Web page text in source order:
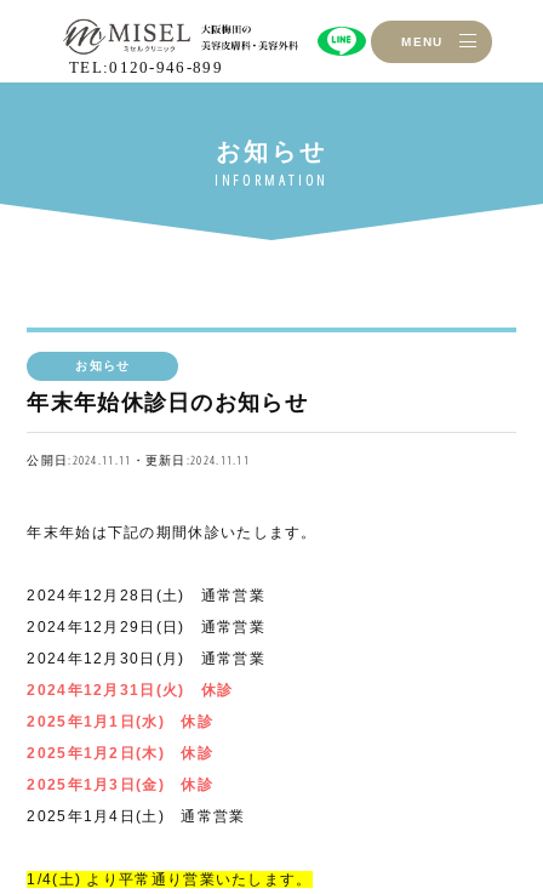
TEL:0120-946-899
MENU
お知らせ
年末年始休診日のお知らせ
公開日:2024.11.11・更新日:2024.11.11
年末年始は下記の期間休診いたします。
2024年12月28日(土) 通常営業
2024年12月29日(日) 通常営業
2024年12月30日(月) 通常営業
2024年12月31日(火) 休診
2025年1月1日(水) 休診
2025年1月2日(木) 休診
2025年1月3日(金) 休診
2025年1月4日(土) 通常営業
1/4(土) より平常通り営業いたします。